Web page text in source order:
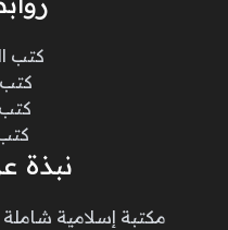
كتب
كتب
كتب
نبذة
مكتبة إسلامية